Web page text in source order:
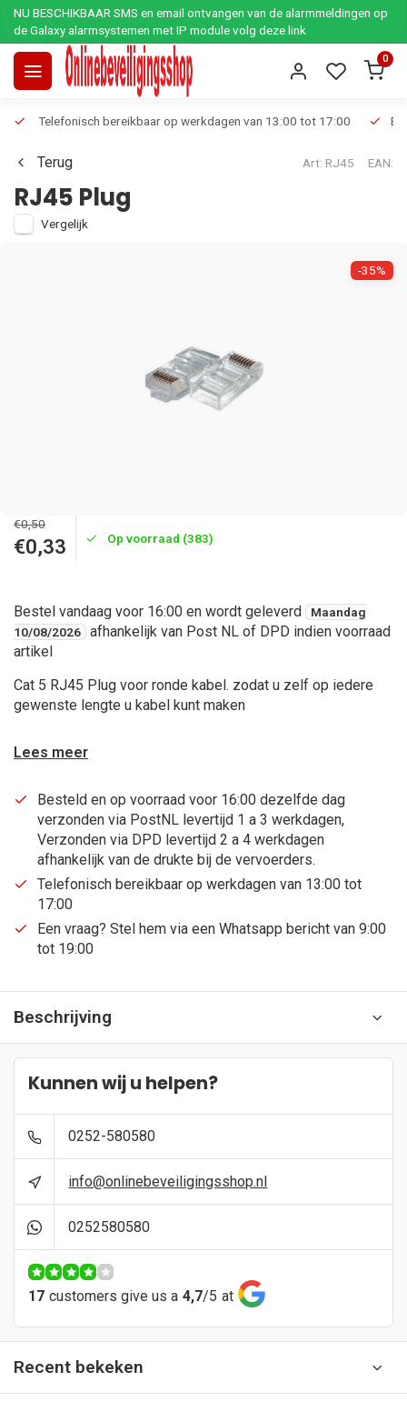
NU BESCHIKBAAR SMS en email ontvangen van de alarmmeldingen op
de Galaxy alarmsystemen met IP module volg deze link
0
Telefonisch bereikbaar op werkdagen van 13:00 tot 17:00
Terug Art: RJ45 EAN:
RJ45 Plug
Vergelijk
-35%
€0,50
€0,33 Op voorraad (383)
Bestel vandaag voor 16:00 en wordt geleverd
Maandag
10/08/2026
afhankelijk van Post NL of DPD indien voorraad
artikel
Cat 5 RJ45 Plug voor ronde kabel. zodat u zelf op iedere
gewenste lengte u kabel kunt maken
Lees meer
Besteld en op voorraad voor 16:00 dezelfde dag
verzonden via PostNL levertijd 1 a 3 werkdagen,
Verzonden via DPD levertijd 2 a 4 werkdagen
afhankelijk van de drukte bij de vervoerders.
Telefonisch bereikbaar op werkdagen van 13:00 tot
17:00
Een vraag? Stel hem via een Whatsapp bericht van 9:00
tot 19:00
Beschrijving
Kunnen wij u helpen?
0252-580580
info@onlinebeveiligingsshop.nl
0252580580
17 customers give us a 4,7/5 at
Recent bekeken